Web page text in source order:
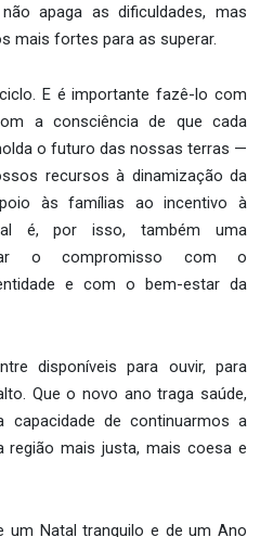
apaga as dificuldades, mas
mais fortes para as superar.
E é importante fazê-lo com
a consciência de que cada
o futuro das nossas terras —
recursos à dinamização da
às famílias ao incentivo à
é, por isso, também uma
o compromisso com o
e com o bem-estar da
disponíveis para ouvir, para
Que o novo ano traga saúde,
capacidade de continuarmos a
região mais justa, mais coesa e
Natal tranquilo e de um Ano